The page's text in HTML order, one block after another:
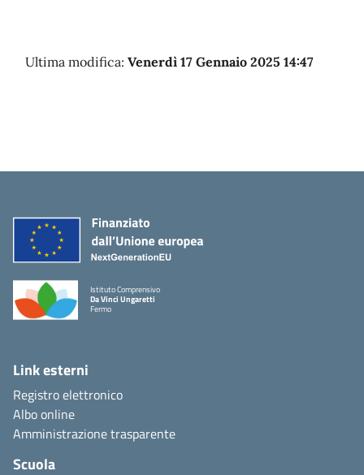
Ultima modifica: Venerdì 17 Gennaio 2025 14:47
Istituto Comprensivo
Da Vinci Ungaretti
Fermo
Link esterni
Registro elettronico
Albo online
Amministrazione trasparente
Scuola